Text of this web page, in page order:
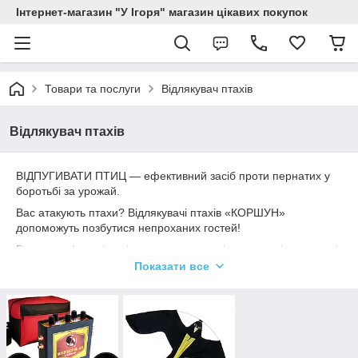
Інтернет-магазин "У Ігоря" магазин цікавих покупок
Товари та послуги Відлякувач птахів
Відлякувач птахів
ВІДПУГИВАТИ ПТИЦ — ефективний засіб проти пернатих у
боротьбі за урожай.
Вас атакують птахи? Відлякувачі птахів «КОРШУН»
допоможуть позбутися непроханих гостей!
Власники ферм і садів несуть величезні втрати, які зумовлені
атаками пернатих. Птахи виклюють посіви та вражають
виноградників і садів. І, попри величезну користь і невіддільне
місце в колоритні природи, зовнішню красу та естетичність
птахів — величезні стати становлять загрозу садівництві.
Наприклад, ворони, галки та грачі витримують захисту озиму,
Показати все